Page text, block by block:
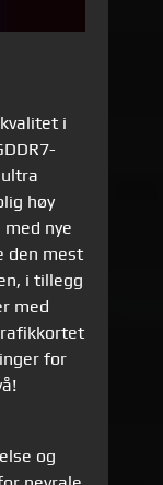
i
høy
nye
den mest
i tillegg
med
for
og